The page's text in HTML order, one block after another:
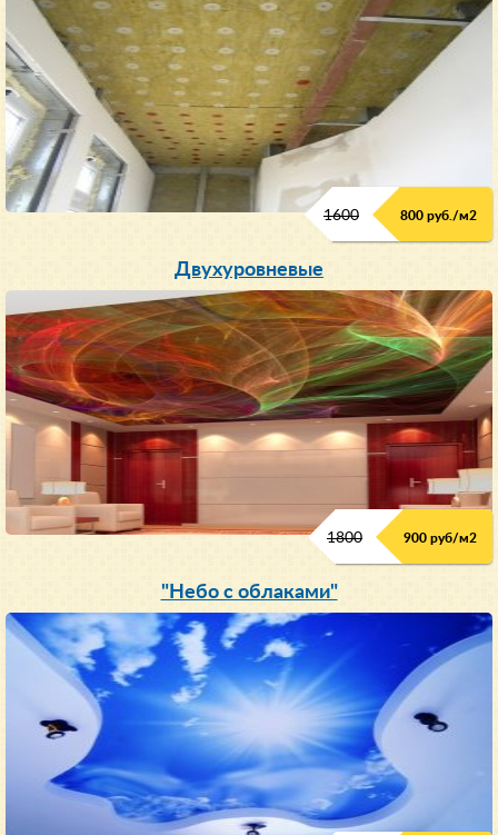
1600 800 руб./м2
Двухуровневые
1800 900 руб/м2
"Небо с облаками"